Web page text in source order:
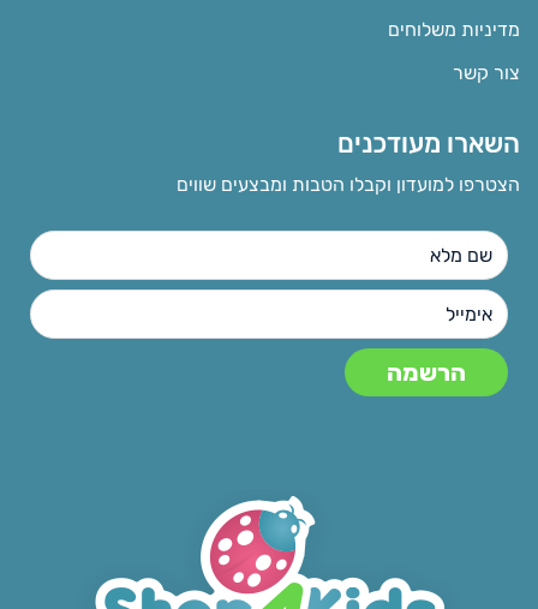
מדיניות משלוחים
צור קשר
השארו מעודכנים
הצטרפו למועדון וקבלו הטבות ומבצעים שווים